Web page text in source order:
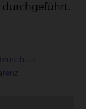
durchgeführt.